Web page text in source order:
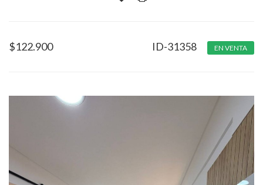
$122.900 ID-31358 EN VENTA